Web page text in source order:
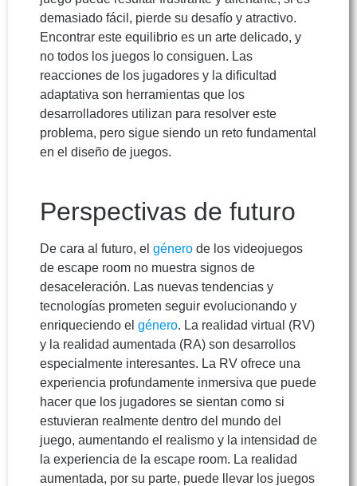
demasiado fácil, pierde su desafío y atractivo.
Encontrar este equilibrio es un arte delicado, y
no todos los juegos lo consiguen. Las
reacciones de los jugadores y la dificultad
adaptativa son herramientas que los
desarrolladores utilizan para resolver este
problema, pero sigue siendo un reto fundamental
en el diseño de juegos.
Perspectivas de futuro
De cara al futuro, el género de los videojuegos
de escape room no muestra signos de
desaceleración. Las nuevas tendencias y
tecnologías prometen seguir evolucionando y
enriqueciendo el género. La realidad virtual (RV)
y la realidad aumentada (RA) son desarrollos
especialmente interesantes. La RV ofrece una
experiencia profundamente inmersiva que puede
hacer que los jugadores se sientan como si
estuvieran realmente dentro del mundo del
juego, aumentando el realismo y la intensidad de
la experiencia de la escape room. La realidad
aumentada, por su parte, puede llevar los juegos